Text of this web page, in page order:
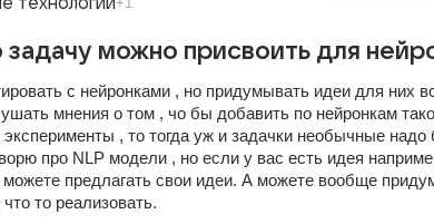
можно присвоить для
с нейронками , но придумывать идеи для них
мнения о том , чо бы добавить по нейронкам
эксперименты , то тогда уж и задачки необычные надо
про NLP модели , но если у вас есть идея
предлагать свои идеи. А можете вообще
то реализовать.